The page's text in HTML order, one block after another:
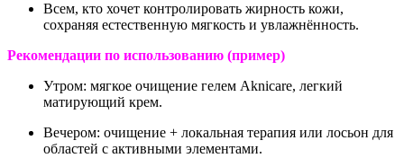
Всем, кто хочет контролировать жирность кожи,
сохраняя естественную мягкость и увлажнённость.
Рекомендации по использованию (пример)
Утром: мягкое очищение гелем Aknicare, легкий
матирующий крем.
Вечером: очищение + локальная терапия или лосьон для
областей с активными элементами.